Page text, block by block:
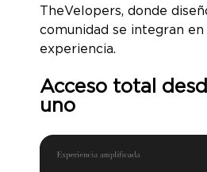
TheVelopers, donde
comunidad se integran en
experiencia.
Acceso total
uno